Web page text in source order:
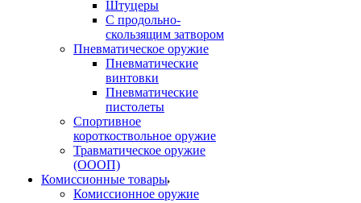
Штуцеры
С продольно-
скользящим затвором
Пневматическое оружие
Пневматические
винтовки
Пневматические
пистолеты
Спортивное
короткоствольное оружие
Травматическое оружие
(ОООП)
Комиссионные товары
Комиссионное оружие